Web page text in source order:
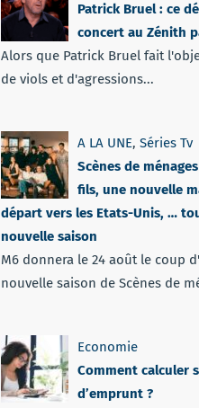
Patrick Bruel : ce
concert au Zénith
Alors que Patrick Bruel fait
de viols et d'agressions...
A LA UNE, Séries Tv
Scènes de
fils, une nouvelle
départ vers les Etats-Unis, …
nouvelle saison
M6 donnera le 24 août le coup
nouvelle saison de Scènes de
Economie
Comment calculer
d’emprunt ?